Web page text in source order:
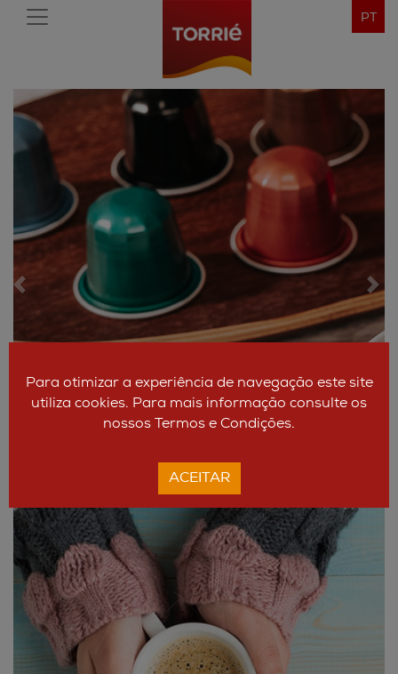
PT
Anterior
Para otimizar a experiência de navegação este site
utiliza cookies. Para mais informação consulte os
nossos Termos e Condições.
ACEITAR